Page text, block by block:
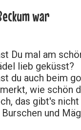
war
Du mal am
lieb geküsst?
du auch beim
wie schön
das gibt's nicht
Burschen und